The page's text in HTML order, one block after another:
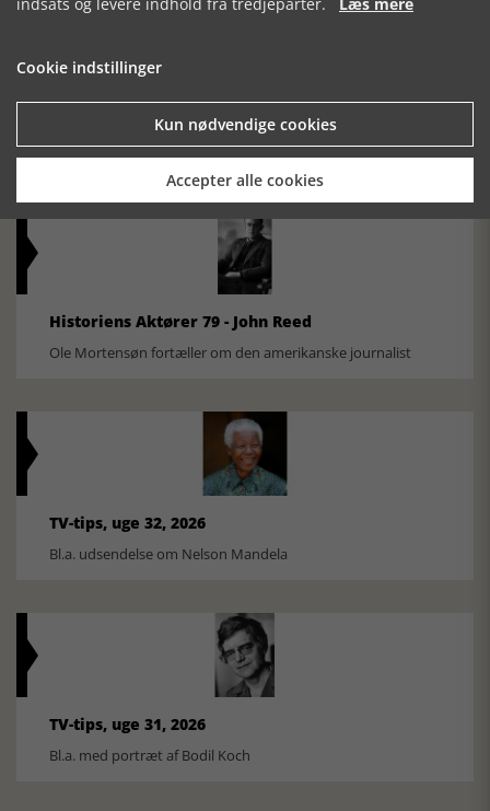
Historisk festival i Faaborg
FOBURGH Faaborg Internationale Historie Festival 2026 30.
oktober - 1. november 2026
Historiens Aktører 79 - John Reed
Ole Mortensøn fortæller om den amerikanske journalist
TV-tips, uge 32, 2026
Bl.a. udsendelse om Nelson Mandela
TV-tips, uge 31, 2026
Bl.a. med portræt af Bodil Koch
Cookie indstillinger
Kun nødvendige cookies
Accepter alle cookies